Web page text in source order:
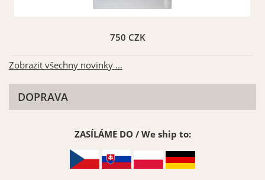
750 CZK
Zobrazit všechny novinky ...
DOPRAVA
ZASÍLÁME DO / We ship to: